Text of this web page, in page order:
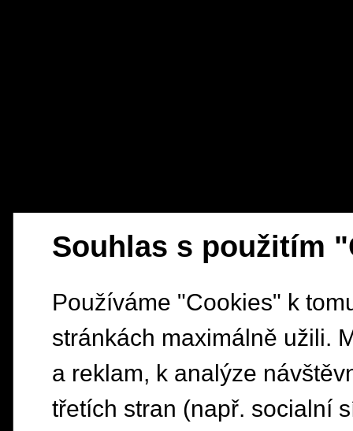
Souhlas s použitím
Používáme "Cookies" k
stránkách maximálně užili.
a reklam, k analýze
třetích stran (např. socialní